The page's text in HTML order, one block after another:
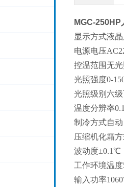
MGC-250HP
显示方式液
电源电压
控温范围无
光照强度0-
光照级别六
温度分辨率
制冷方式自动
压缩机化霜
波动度±0.1℃
工作环境温
输入功率